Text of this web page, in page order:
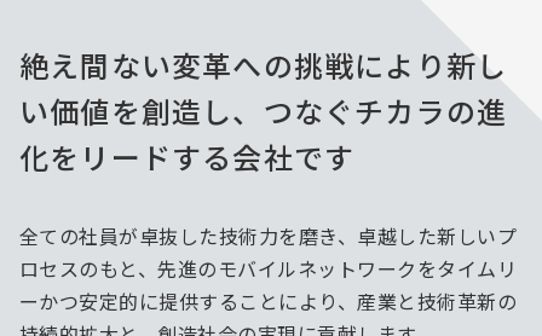
絶え間ない変革への挑戦により新し
い価値を創造し、 つなぐチカラの進
化をリードする会社です
全ての社員が卓抜した技術力を磨き、卓越した新しいプ
ロセスのもと、先進のモバイルネットワークをタイムリ
ーかつ安定的に提供することにより、産業と技術革新の